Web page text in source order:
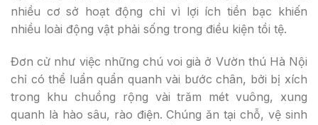
nhiều cơ sở hoạt động chỉ vì lợi ích tiền bạc khiến
nhiều loài động vật phải sống trong điều kiện tồi tệ.
Đơn cử như việc những chú voi già ở Vườn thú Hà Nội
chỉ có thể luẩn quẩn quanh vài bước chân, bởi bị xích
trong khu chuồng rộng vài trăm mét vuông, xung
quanh là hào sâu, rào điện. Chúng ăn tại chỗ, vệ sinh